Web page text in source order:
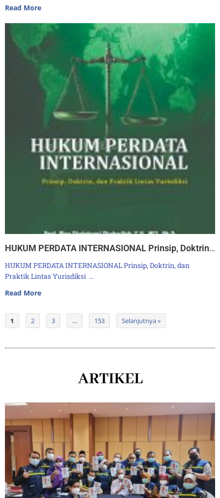
Read More
HUKUM PERDATA INTERNASIONAL Prinsip, Doktrin, dan Praktik Lintas Yurisdiksi
HUKUM PERDATA INTERNASIONAL Prinsip, Doktrin, dan
Praktik Lintas Yurisdiksi …
Read More
1 2 3 … 153 Selanjutnya »
ARTIKEL